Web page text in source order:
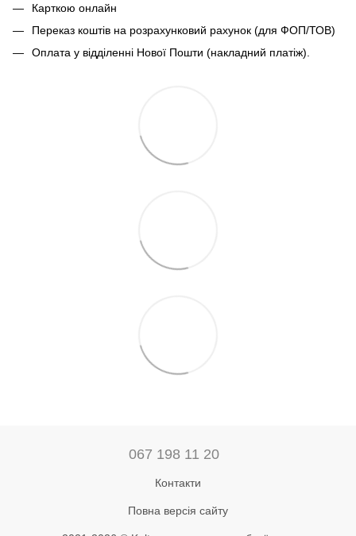
Карткою онлайн
Переказ коштів на розрахунковий рахунок (для ФОП/ТОВ)
Оплата у відділенні Нової Пошти (накладний платіж).
067 198 11 20
Контакти
Повна версія сайту